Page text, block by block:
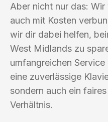
Aber nicht nur das:
auch mit Kosten
wir dir dabei helfen,
West Midlands zu
umfangreichen
eine zuverlässige
sondern auch ein
Verhältnis.